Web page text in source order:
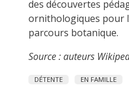
des découvertes
ornithologiques pour
parcours botanique.
Source : auteurs
DÉTENTE EN FAMILLE